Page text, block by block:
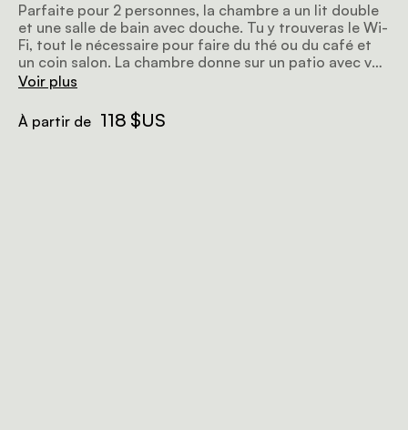
Parfaite pour 2 personnes, la chambre a un lit double
et une salle de bain avec douche. Tu y trouveras le Wi-
Fi, tout le nécessaire pour faire du thé ou du café et
un coin salon. La chambre donne sur un patio avec vue
sur les environs.
Voir plus
À partir de 118 $US